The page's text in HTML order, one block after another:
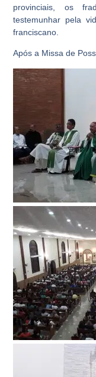
provinciais, os
testemunhar pela
franciscano.
Após a Missa de